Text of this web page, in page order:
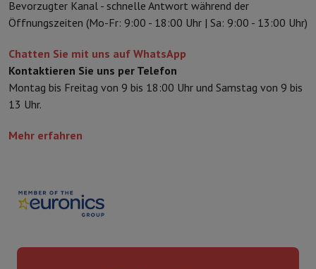
Bevorzugter Kanal - schnelle Antwort während der
Öffnungszeiten (Mo-Fr: 9:00 - 18:00 Uhr | Sa: 9:00 - 13:00 Uhr)
Chatten Sie mit uns auf WhatsApp
Kontaktieren Sie uns per Telefon
Montag bis Freitag von 9 bis 18:00 Uhr und Samstag von 9 bis
13 Uhr.
Mehr erfahren